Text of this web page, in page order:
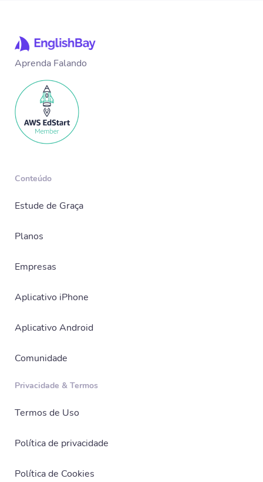
Aprenda Falando
Conteúdo
Estude de Graça
Planos
Empresas
Aplicativo iPhone
Aplicativo Android
Comunidade
Privacidade & Termos
Termos de Uso
Política de privacidade
Política de Cookies